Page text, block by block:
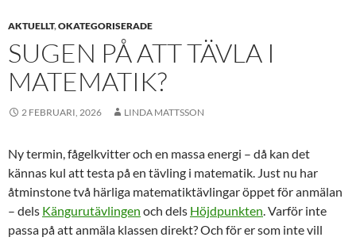
AKTUELLT,OKATEGORISERADE
SUGEN PÅ ATT TÄVLA I
MATEMATIK?
2 FEBRUARI, 2026 LINDA MATTSSON
Ny termin, fågelkvitter och en massa energi – då kan det
kännas kul att testa på en tävling i matematik. Just nu har
åtminstone två härliga matematiktävlingar öppet för anmälan
– dels Kängurutävlingen och dels Höjdpunkten. Varför inte
passa på att anmäla klassen direkt? Och för er som inte vill